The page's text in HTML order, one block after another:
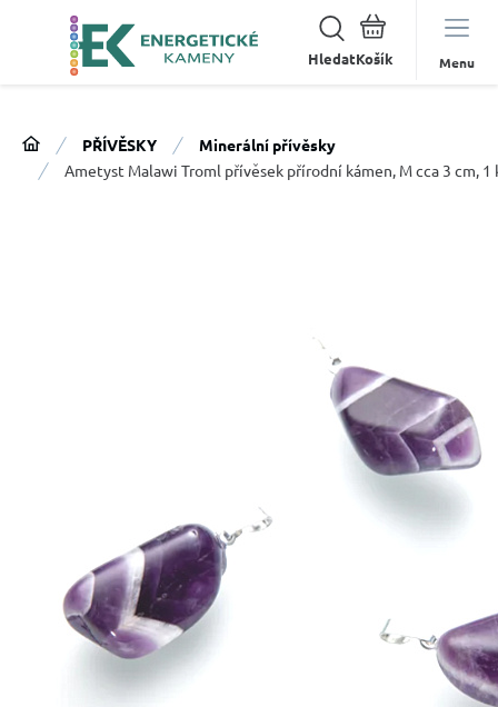
Hledat Menu
PŘÍVĚSKY
Minerální přívěsky
Ametyst Malawi Troml přívěsek přírodní kámen, M cca 3 cm, 1